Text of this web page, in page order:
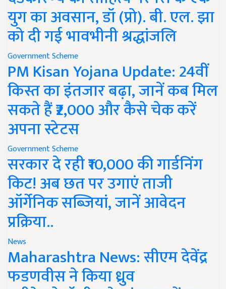
युग का अवसान, डॉ (प्रो). बी. एल. झा
को दी गई भावभीनी श्रद्धांजलि
Government Scheme
PM Kisan Yojana Update: 24वीं
किस्त का इंतजार बढ़ा, जानें कब मिल
सकते हैं ₹2,000 और कैसे चेक करें
अपना स्टेटस
Government Scheme
सरकार दे रही ₹10,000 की गार्डनिंग
किट! अब छत पर उगाएं ताजी
ऑर्गेनिक सब्जियां, जानें आवेदन
प्रक्रिया..
News
Maharashtra News: सीएम देवेंद्र
फडणवीस ने किया ध्रुव